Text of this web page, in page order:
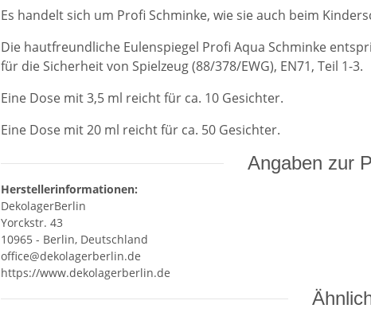
Es handelt sich um Profi Schminke, wie sie auch beim
Die hautfreundliche Eulenspiegel Profi Aqua Schminke
für die Sicherheit von Spielzeug (88/378/EWG), EN71, Teil 1-3.
Eine Dose mit 3,5 ml reicht für ca. 10 Gesichter.
Eine Dose mit20 ml reicht für ca. 50 Gesichter.
Angaben zur
Herstellerinformationen:
DekolagerBerlin
Yorckstr. 43
10965 - Berlin, Deutschland
office@dekolagerberlin.de
https://www.dekolagerberlin.de